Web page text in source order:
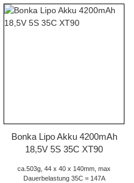
Bonka Lipo Akku 4200mAh
18,5V 5S 35C XT90
ca.503g, 44 x 40 x 140mm, max
Dauerbelastung 35C = 147A